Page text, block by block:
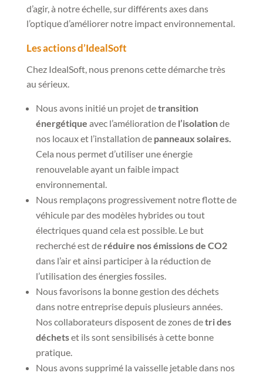
d’agir, à notre échelle, sur différents axes dans
l’optique d’améliorer notre impact environnemental.
Les actions d’IdealSoft
Chez IdealSoft, nous prenons cette démarche très
au sérieux.
Nous avons initié un projet detransition
énergétique avec l’amélioration de l’isolationde
nos locaux et l’installation de panneaux solaires.
Cela nous permet d’utiliser une énergie
renouvelable ayant un faible impact
environnemental.
Nous remplaçons progressivement notre flotte de
véhicule par des modèles hybrides ou tout
électriques quand cela est possible. Le but
recherché est de réduire nos émissions de CO2
dans l’air et ainsi participer à la réduction de
l’utilisation des énergies fossiles.
Nous favorisons la bonne gestion des déchets
dans notre entreprise depuis plusieurs années.
Nos collaborateurs disposent de zones detri des
déchetset ils sont sensibilisés à cette bonne
pratique.
Nous avons supprimé la vaisselle jetable dans nos